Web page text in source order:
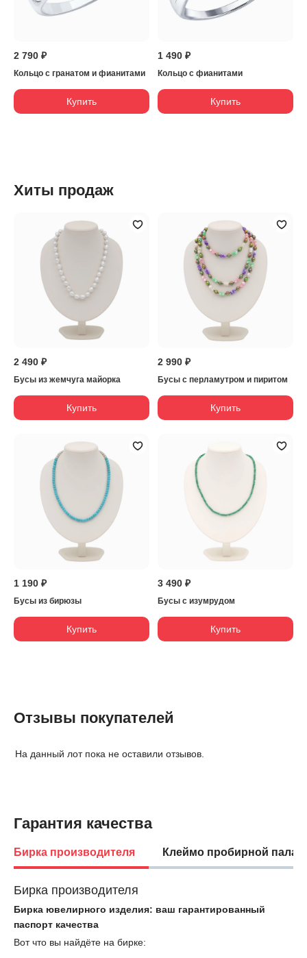
2 790 ₽
Кольцо с гранатом и фианитами
Купить
1 490 ₽
Кольцо с фианитами
Купить
Хиты продаж
2 490 ₽
Бусы из жемчуга майорка
Купить
2 990 ₽
Бусы с перламутром и пиритом
Купить
1 190 ₽
Бусы из бирюзы
Купить
3 490 ₽
Бусы с изумрудом
Купить
Отзывы покупателей
На данный лот пока не оставили отзывов.
Гарантия качества
Бирка производителя Клеймо пробирной
Бирка производителя
Бирка ювелирного изделия: ваш гарантированный
паспорт качества
Вот что вы найдёте на бирке: